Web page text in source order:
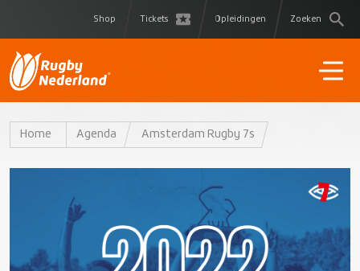
Shop Tickets Opleidingen Zoeken
Home Agenda Amsterdam Rugby 7s